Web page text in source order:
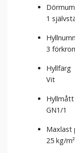
1
3
Hyllfärg
Vit
Hyllmått
GN1/1
Maxlast
25 kg/m²